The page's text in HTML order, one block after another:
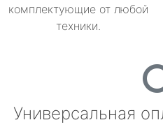
комплектующие от любой
техники.
Универсальная